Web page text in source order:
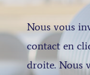
Nous vous
contact en
droite. Nous